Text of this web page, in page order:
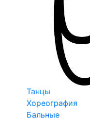
Танцы
Хореография
Бальные